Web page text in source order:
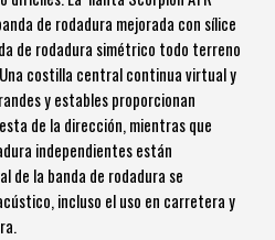
de rodadura mejorada con sílice
de rodadura simétrico todo terreno
costilla central continua virtual y
y estables proporcionan
de la dirección, mientras que
independientes están
de la banda de rodadura se
incluso el uso en carretera y